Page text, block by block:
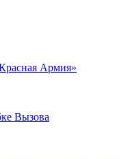
Армия»
Вызова